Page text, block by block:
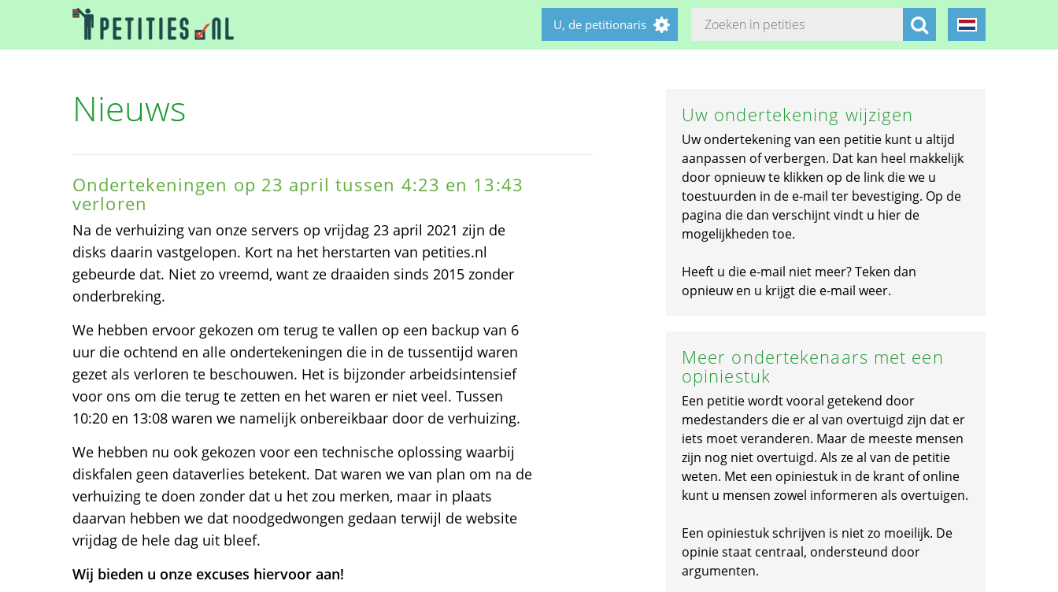
U, de petitionaris
Nieuws
Ondertekeningen op 23 april tussen 4:23 en 13:43
verloren
Na de verhuizing van onze servers op vrijdag 23 april 2021 zijn de
disks daarin vastgelopen. Kort na het herstarten van petities.nl
gebeurde dat. Niet zo vreemd, want ze draaiden sinds 2015 zonder
onderbreking.
We hebben ervoor gekozen om terug te vallen op een backup van 6
uur die ochtend en alle ondertekeningen die in de tussentijd waren
gezet als verloren te beschouwen. Het is bijzonder arbeidsintensief
voor ons om die terug te zetten en het waren er niet veel. Tussen
10:20 en 13:08 waren we namelijk onbereikbaar door de verhuizing.
We hebben nu ook gekozen voor een technische oplossing waarbij
diskfalen geen dataverlies betekent. Dat waren we van plan om na de
verhuizing te doen zonder dat u het zou merken, maar in plaats
daarvan hebben we dat noodgedwongen gedaan terwijl de website
vrijdag de hele dag uit bleef.
Wij bieden u onze excuses hiervoor aan!
Uw ondertekening wijzigen
Uw ondertekening van een petitie kunt u altijd
aanpassen of verbergen. Dat kan heel makkelijk
door opnieuw te klikken op de link die we u
toestuurden in de e-mail ter bevestiging. Op de
pagina die dan verschijnt vindt u hier de
mogelijkheden toe.
Heeft u die e-mail niet meer? Teken dan
opnieuw en u krijgt die e-mail weer.
Meer ondertekenaars met een
opiniestuk
Een petitie wordt vooral getekend door
medestanders die er al van overtuigd zijn dat er
iets moet veranderen. Maar de meeste mensen
zijn nog niet overtuigd. Als ze al van de petitie
weten. Met een opiniestuk in de krant of online
kunt u mensen zowel informeren als overtuigen.
Een opiniestuk schrijven is niet zo moeilijk. De
opinie staat centraal, ondersteund door
argumenten.